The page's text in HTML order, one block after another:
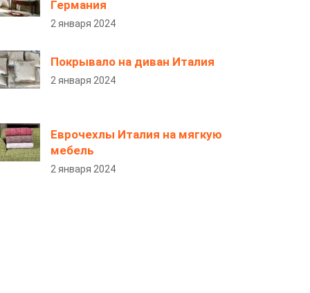
Германия
2 января 2024
Покрывало на диван Италия
2 января 2024
Еврочехлы Италия на мягкую
мебель
2 января 2024